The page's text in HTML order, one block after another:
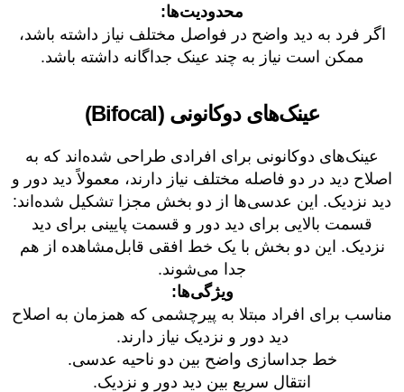
محدودیت‌ها:
اگر فرد به دید واضح در فواصل مختلف نیاز داشته باشد،
ممکن است نیاز به چند عینک جداگانه داشته باشد.
عینک‌های دوکانونی (Bifocal)
عینک‌های دوکانونی برای افرادی طراحی شده‌اند که به
اصلاح دید در دو فاصله مختلف نیاز دارند، معمولاً دید دور و
دید نزدیک. این عدسی‌ها از دو بخش مجزا تشکیل شده‌اند:
قسمت بالایی برای دید دور و قسمت پایینی برای دید
نزدیک. این دو بخش با یک خط افقی قابل‌مشاهده از هم
جدا می‌شوند.
ویژگی‌ها:
مناسب برای افراد مبتلا به پیرچشمی که همزمان به اصلاح
دید دور و نزدیک نیاز دارند.
خط جداسازی واضح بین دو ناحیه عدسی.
انتقال سریع بین دید دور و نزدیک.